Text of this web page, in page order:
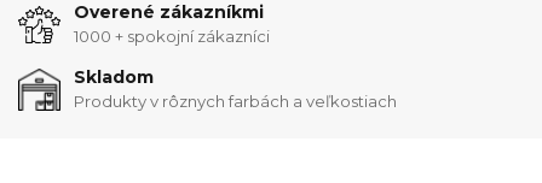
Overené zákazníkmi
1000 + spokojní zákazníci
Skladom
Produkty v rôznych farbách a veľkostiach